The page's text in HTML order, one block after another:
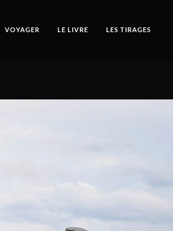
VOYAGER LE LIVRE LES TIRAGES